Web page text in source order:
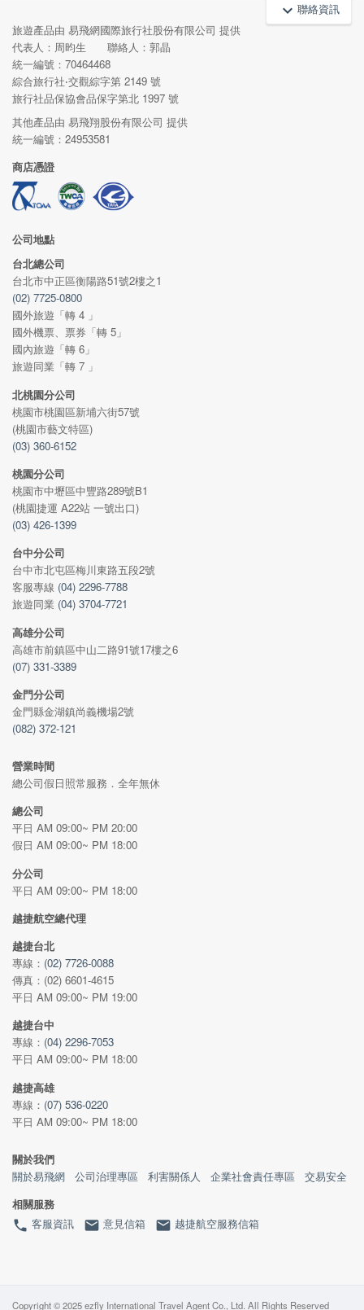
keyboard_arrow_up 聯絡資訊
旅遊產品由 易飛網國際旅行社股份有限公司 提供
代表人：周昀生 聯絡人：郭晶
統一編號：70464468
綜合旅行社‧交觀綜字第 2149 號
旅行社品保協會品保字第北 1997 號
其他產品由 易飛翔股份有限公司 提供
統一編號：24953581
商店憑證
公司地點
台北總公司
台北市中正區衡陽路51號2樓之1
(02) 7725-0800
國外旅遊「轉 4 」
國外機票、票券「轉 5」
國內旅遊「轉 6」
旅遊同業「轉 7 」
北桃園分公司
桃園市桃園區新埔六街57號
(桃園市藝文特區)
(03) 360-6152
桃園分公司
桃園市中壢區中豐路289號B1
(桃園捷運 A22站 一號出口)
(03) 426-1399
台中分公司
台中市北屯區梅川東路五段2號
客服專線 (04) 2296-7788
旅遊同業 (04) 3704-7721
高雄分公司
高雄市前鎮區中山二路91號17樓之6
(07) 331-3389
金門分公司
金門縣金湖鎮尚義機場2號
(082) 372-121
營業時間
總公司假日照常服務．全年無休
總公司
平日 AM 09:00~ PM 20:00
假日 AM 09:00~ PM 18:00
分公司
平日 AM 09:00~ PM 18:00
越捷航空總代理
越捷台北
專線： (02) 7726-0088
傳真：(02) 6601-4615
平日 AM 09:00~ PM 19:00
越捷台中
專線： (04) 2296-7053
平日 AM 09:00~ PM 18:00
越捷高雄
專線： (07) 536-0220
平日 AM 09:00~ PM 18:00
關於我們
關於易飛網
公司治理專區 利害關係人 企業社會責任專區
交易安全
相關服務
phone 客服資訊 email 意見信箱 email 越捷航空服務信箱
Copyright © 2025 ezfly International Travel Agent Co., Ltd. All Rights Reserved